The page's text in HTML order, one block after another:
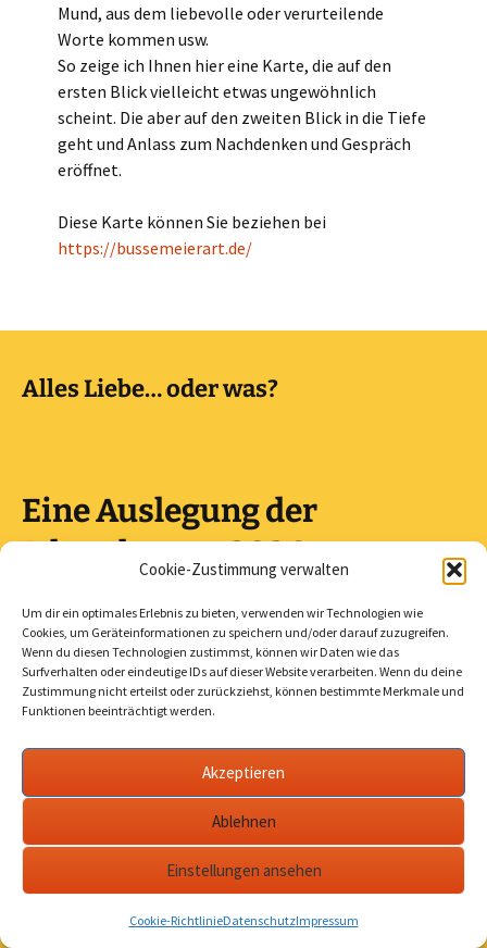
Cookie-Zustimmung verwalten
Um dir ein optimales Erlebnis zu bieten, verwenden wir Technologien wie
Cookies, um Geräteinformationen zu speichern und/oder darauf zuzugreifen.
Wenn du diesen Technologien zustimmst, können wir Daten wie das
Surfverhalten oder eindeutige IDs auf dieser Website verarbeiten. Wenn du deine
Zustimmung nicht erteilst oder zurückziehst, können bestimmte Merkmale und
Funktionen beeinträchtigt werden.
Akzeptieren
Ablehnen
Einstellungen ansehen
Cookie-RichtlinieDatenschutzImpressum
Mund, aus dem liebevolle oder verurteilende
Worte kommen usw.
So zeige ich Ihnen hier eine Karte, die auf den
ersten Blick vielleicht etwas ungewöhnlich
scheint. Die aber auf den zweiten Blick in die Tiefe
geht und Anlass zum Nachdenken und Gespräch
eröffnet.
Diese Karte können Sie beziehen bei
https://bussemeierart.de/
Alles Liebe… oder was?
Eine Auslegung der
Jahreslosung 2024
πάντα ὑμῶν ἐν ἀγάπῃ γινέσθω(Novum Testamentum
Graece)
Übersetzungen und Übertragungen
von 1. Korinther 16,14
Alles, was ihr tut, geschehe in Liebe.
(Einheitsübersetzung)
Alle eure Dinge lasst in der Liebe geschehen. (Luther 2017)
Omnia vestra in caritate fiant. (Biblia Sacra Vulgata)
Bei allem, was ihr tut, lasst euch von der Liebe leiten.